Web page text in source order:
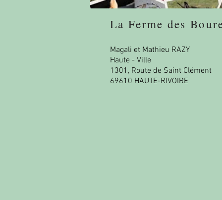
La Ferme des
Magali et Mathieu RAZY
Haute - Ville
1301, Route de Saint Clément
69610 HAUTE-RIVOIRE